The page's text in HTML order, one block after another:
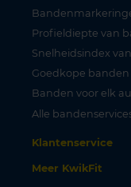
Profieldiepte van
Snelheidsindex
Goedkope banden
Banden voor elk
Alle
Klantenservice
Meer KwikFit